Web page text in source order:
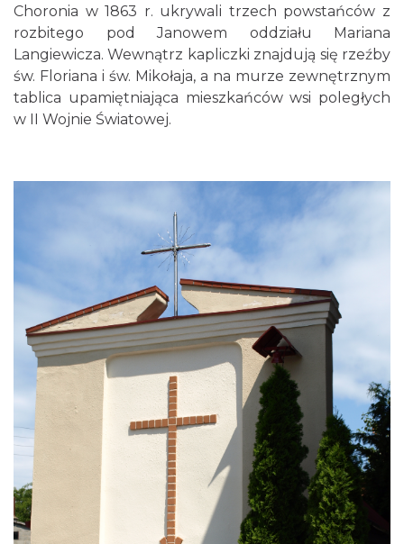
Choronia w 1863 r. ukrywali trzech powstańców z
rozbitego pod Janowem oddziału Mariana
Langiewicza. Wewnątrz kapliczki znajdują się rzeźby
św. Floriana i św. Mikołaja, a na murze zewnętrznym
tablica upamiętniająca mieszkańców wsi poległych
w II Wojnie Światowej.